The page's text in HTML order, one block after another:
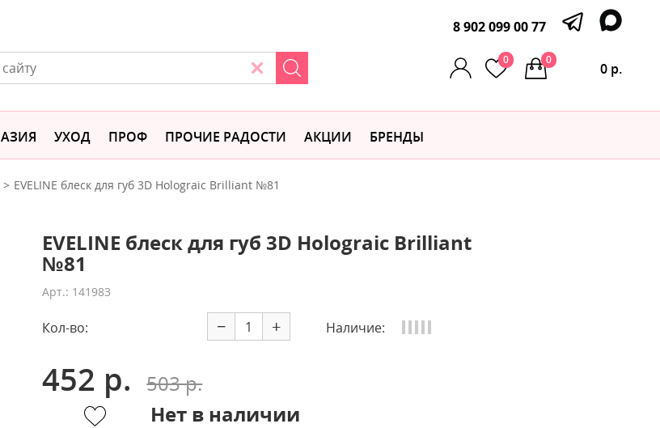
8 902 099 00 77
0
0 р.
0
АЗИЯ УХОД ПРОФ ПРОЧИЕ РАДОСТИ АКЦИИ БРЕНДЫ
EVELINE блеск для губ 3D Holograic Brilliant №81
EVELINE блеск для губ 3D Holograic Brilliant
№81
Арт.: 141983
Кол-во: − + Наличие:
452 р.
503 р.
Нет в наличии